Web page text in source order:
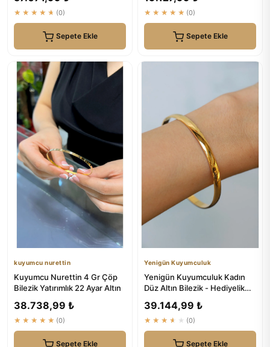
★★★★★ (0)
Sepete Ekle
★★★★★ (0)
Sepete Ekle
kuyumcu nurettin
Kuyumcu Nurettin 4 Gr Çöp
Bilezik Yatırımlık 22 Ayar Altın
38.738,99 ₺
★★★★★ (0)
Sepete Ekle
Yenigün Kuyumculuk
Yenigün Kuyumculuk Kadın
Düz Altın Bilezik - Hediyelik
39.144,99 ₺
★★★★★ (0)
Sepete Ekle